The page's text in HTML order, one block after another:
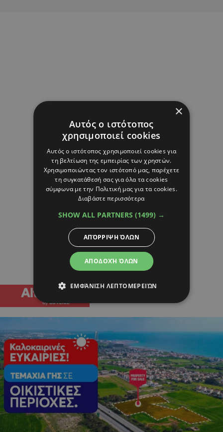
×
Αυτός ο ιστότοπος
χρησιμοποιεί cookies
Αυτός ο ιστότοπος χρησιμοποιεί cookies για
τη βελτίωση της εμπειρίας των χρηστών.
Χρησιμοποιώντας τον ιστότοπό μας, παρέχετε
τη συγκατάθεσή σας για όλα τα cookies
σύμφωνα με την Πολιτική μας για τα cookies.
Διαβάστε περισσότερα
SHOW ALL PARTNERS (1499) →
ΑΠΟΔΟΧΉ ΌΛΩΝ
ΑΠΌΡΡΙΨΗ ΌΛΩΝ
ΕΜΦΆΝΙΣΗ ΛΕΠΤΟΜΕΡΕΙΏΝ